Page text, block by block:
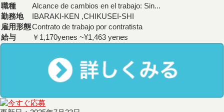
職種
Alcance de cambios en el trabajo: Sin...
勤務地
IBARAKI-KEN ,CHIKUSEI-SHI
雇用形態Contrato de trabajo por contratista
給与
￥1,170yenes ~¥1,463 yenes